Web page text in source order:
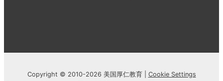
Copyright © 2010-2026 美国厚仁教育 | Cookie Settings